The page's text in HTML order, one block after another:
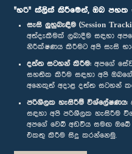
"හරි" ක්ලික් කිරීමෙන්, ඔබ පහත
සැසි ලුහුබැඳීම (Session
අත්දැකීමක් ලබාදීම සඳහා
නිරීක්ෂණය කිරීමට අපි සැසි
දත්ත සටහන් කිරීම: අපගේ
සහතික කිරීම සඳහා අපි
අනෙකුත් අදාළ දත්ත සටහන්
පරිශීලක හැසිරීම් විශ්ලේෂණය:
සඳහා අපි පරිශීලක හැසිරීම
අපගේ වෙබ් අඩවිය සමඟ ඔබේ
එකතු කිරීම සිදු කරන්නෙමු.
අප හා සම්බන්ධ වී සිටින්න :
සම්මාන
පෞද්ගලිකත්ව ප්‍රතිපත්තිය